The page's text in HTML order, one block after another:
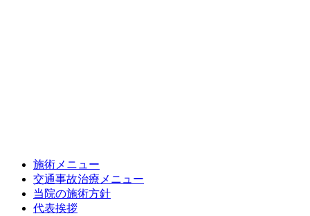
施術メニュー
交通事故治療メニュー
当院の施術方針
代表挨拶